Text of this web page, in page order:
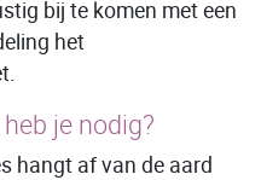
bij te komen met een
het
je nodig?
hangt af van de aard